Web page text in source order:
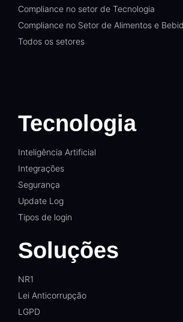
Compliance no setor de Tecnologia
Compliance no Setor de Alimentos e
Todos os setores
Tecnologia
Inteligência Artificial
Integrações
Segurança
Update Log
Tipos de login
Soluções
NR1
Lei Anticorrupção
LGPD